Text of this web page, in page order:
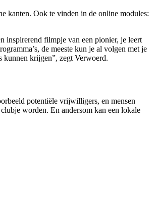
kanten. Ook te vinden in de online modules:
inspirerend filmpje van een pionier, je leert
de meeste kun je al volgen met je
kunnen krijgen”, zegt Verwoerd.
potentiële vrijwilligers, en mensen
worden. En andersom kan een lokale